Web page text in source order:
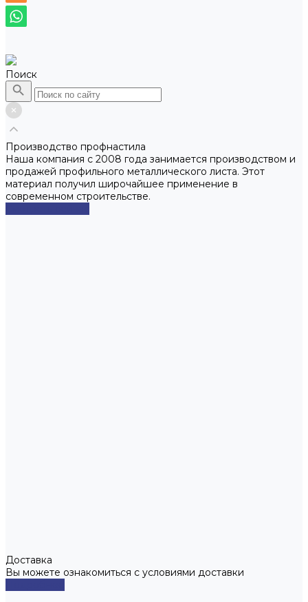
Поиск
Производство профнастила
Наша компания с 2008 года занимается производством и
продажей профильного металлического листа. Этот
материал получил широчайшее применение в
современном строительстве.
Доставка
Вы можете ознакомиться с условиями доставки